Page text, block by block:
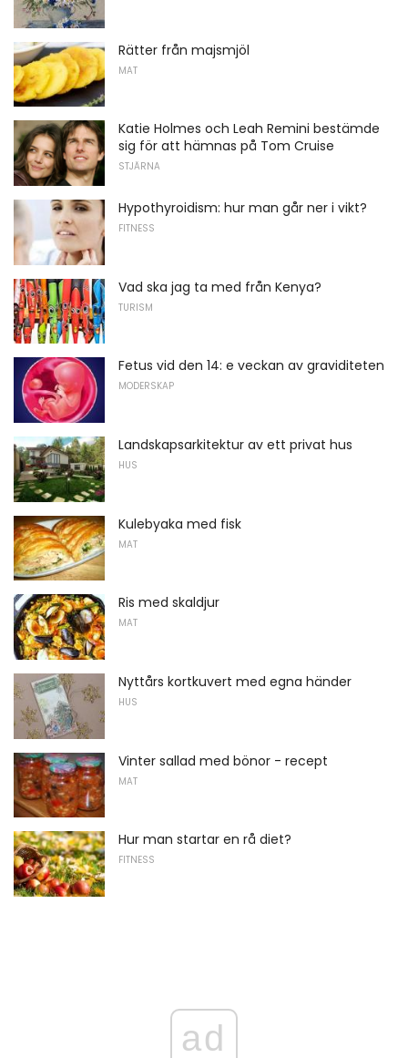
Rätter från majsmjöl
MAT
Katie Holmes och Leah Remini bestämde
sig för att hämnas på Tom Cruise
STJÄRNA
Hypothyroidism: hur man går ner i vikt?
FITNESS
Vad ska jag ta med från Kenya?
TURISM
Fetus vid den 14: e veckan av graviditeten
MODERSKAP
Landskapsarkitektur av ett privat hus
HUS
Kulebyaka med fisk
MAT
Ris med skaldjur
MAT
Nyttårs kortkuvert med egna händer
HUS
Vinter sallad med bönor - recept
MAT
Hur man startar en rå diet?
FITNESS
ad